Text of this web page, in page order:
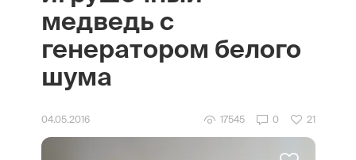
медведь с
генератором белого
шума
04.05.2016 17545 0 21